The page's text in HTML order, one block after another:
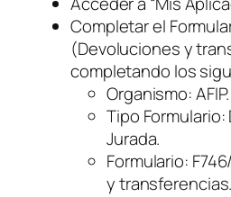
Completar el
(Devoluciones y
completando los
Organismo: AFIP.
Tipo
Jurada.
Formulario:
y transferencias.